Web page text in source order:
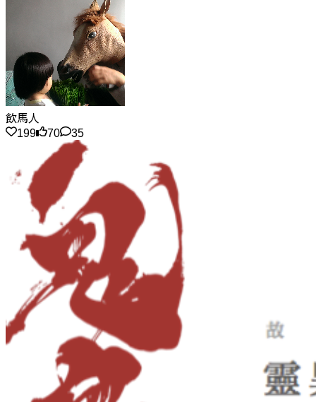
飲馬人
199
70 35